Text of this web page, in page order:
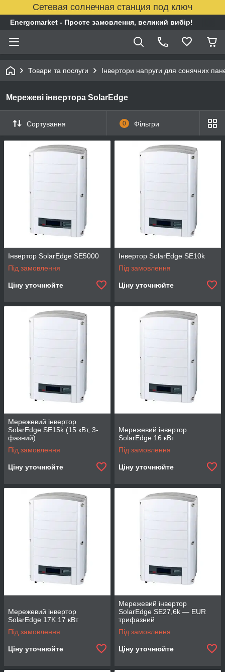
Сетевая солнечная станция под ключ
Energomarket - Просте замовлення, великий вибір!
Товари та послуги Інвертори напруги для сонячних
Мережеві інвертора SolarEdge
Сортування 0 Фільтри
Інвертор SolarEdge SE5000
Під замовлення
Ціну уточнюйте
Інвертор SolarEdge SE10k
Під замовлення
Ціну уточнюйте
Мережевий інвертор
SolarEdge SE15k (15 кВт, 3-
фазний)
Під замовлення
Ціну уточнюйте
Мережевий інвертор
SolarEdge 16 кВт
Під замовлення
Ціну уточнюйте
Мережевий інвертор
SolarEdge 17K 17 кВт
Під замовлення
Ціну уточнюйте
Мережевий інвертор
SolarEdge SE27,6k — EUR
трифазний
Під замовлення
Ціну уточнюйте